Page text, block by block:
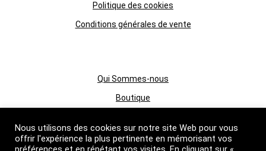
Politique des cookies
Conditions générales de vente
Qui Sommes-nous
Boutique
Suivez nous
Nous utilisons des cookies sur notre site Web pour vous
offrir l'expérience la plus pertinente en mémorisant vos